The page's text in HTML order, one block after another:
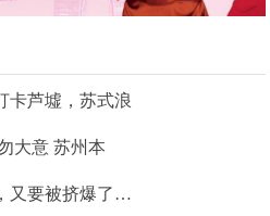
卡芦墟，苏式浪
大意 苏州本
又要被挤爆了…